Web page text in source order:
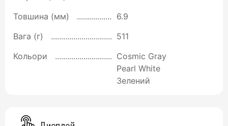
Товшина (мм)
6.9
Вага (г)
511
Кольори
Cosmic Gray
Pearl White
Зелений